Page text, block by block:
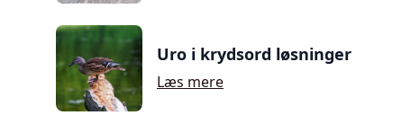
Uro i krydsord løsninger
Læs mere